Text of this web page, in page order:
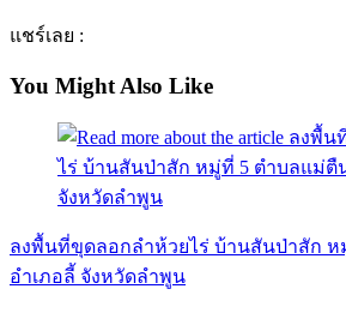
แชร์เลย :
You Might Also Like
ลงพื้นที่ขุดลอกลำห้วยไร่ บ้านสันป่าสัก
อำเภอลี้ จังหวัดลำพูน